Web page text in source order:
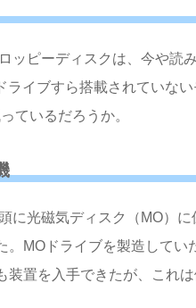
ッピーディスクは、今や読
ライブすら搭載されていな
ているだろうか。
に光磁気ディスク（MO）
。MOドライブを製造して
置を入手できたが、これは